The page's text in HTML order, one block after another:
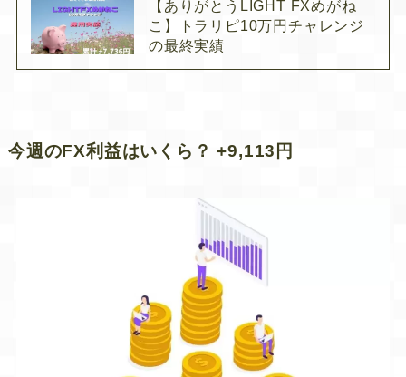
【ありがとうLIGHT FXめがね
こ】トラリピ10万円チャレンジ
の最終実績
今週のFX利益はいくら？ +9,113円